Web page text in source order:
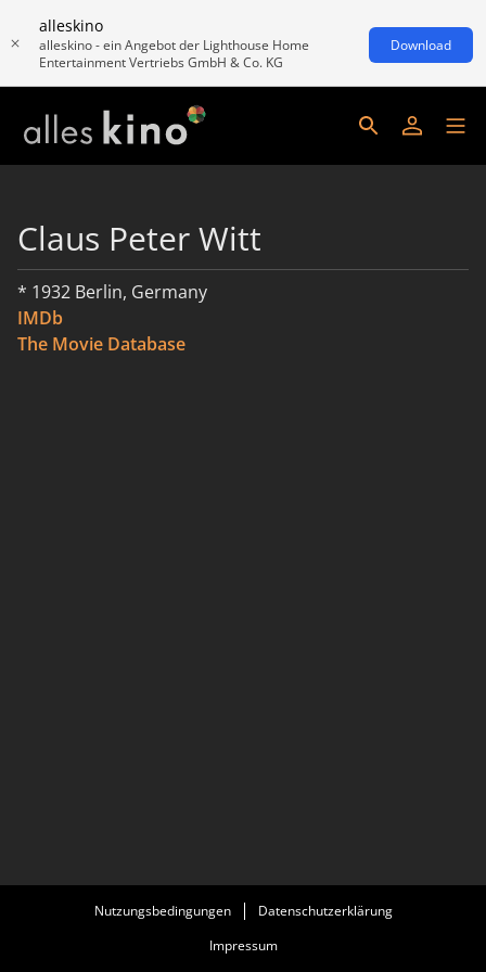
alleskino
alleskino - ein Angebot der Lighthouse Home
Entertainment Vertriebs GmbH & Co. KG
Download
Claus Peter Witt
* 1932 Berlin, Germany
IMDb
The Movie Database
Nutzungsbedingungen
Datenschutzerklärung
Impressum